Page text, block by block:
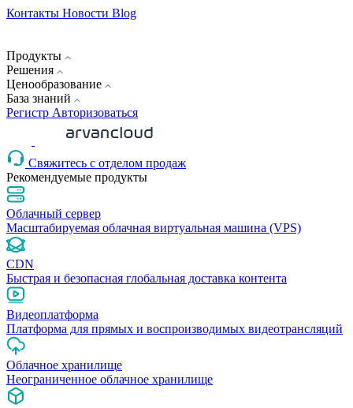
Контакты Новости Blog
Продукты
Решения
Ценообразование
База знаний
Pегистр Авторизоваться
Свяжитесь с отделом продаж
Рекомендуемые продукты
Облачный сервер
Масштабируемая облачная виртуальная машина (VPS)
CDN
Быстрая и безопасная глобальная доставка контента
Видеоплатформа
Платформа для прямых и воспроизводимых видеотрансляций
Облачное хранилище
Неограниченное облачное хранилище